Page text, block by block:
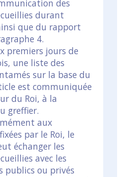
des
durant
que du rapport
4.
premiers jours de
une liste des
sur la base du
est communiquée
du Roi, à la
greffier.
aux
par le Roi, le
échanger les
avec les
publics ou privés